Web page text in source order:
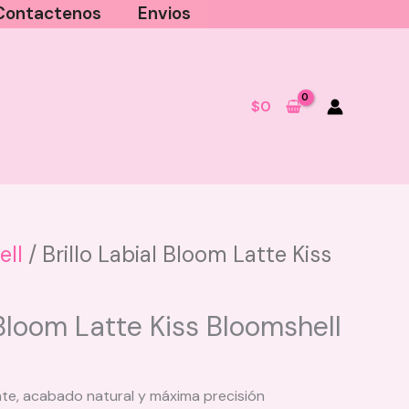
Envios
$0
/ Brillo Labial Bloom Latte Kiss
Latte Kiss Bloomshell
acabado natural y máxima precisión